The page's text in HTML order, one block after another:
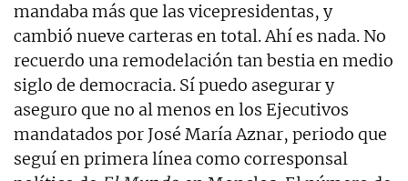
mandaba más que las vicepresidentas, y
cambió nueve carteras en total. Ahí es nada. No
recuerdo una remodelación tan bestia en medio
siglo de democracia. Sí puedo asegurar y
aseguro que no al menos en los Ejecutivos
mandatados por José María Aznar, periodo que
seguí en primera línea como corresponsal